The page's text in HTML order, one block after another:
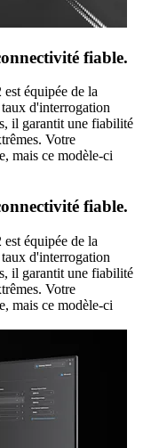
fiable.
équipée de la
d'interrogation
il garantit une fiabilité
Votre
mais ce modèle-ci
fiable.
équipée de la
d'interrogation
il garantit une fiabilité
Votre
mais ce modèle-ci